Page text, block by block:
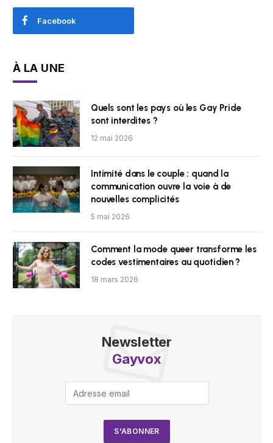
Facebook
À LA UNE
Quels sont les pays où les Gay Pride
sont interdites ?
12 mai 2026
Intimité dans le couple : quand la
communication ouvre la voie à de
nouvelles complicités
5 mai 2026
Comment la mode queer transforme les
codes vestimentaires au quotidien ?
18 mars 2026
Newsletter
Gayvox